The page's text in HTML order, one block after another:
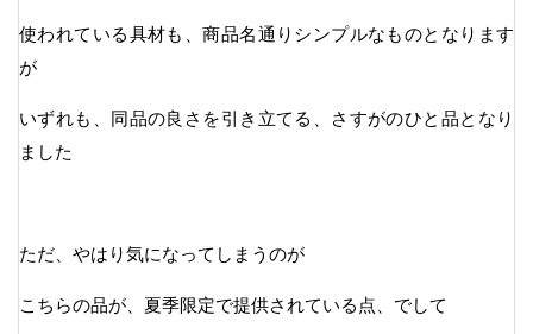
使われている具材も、商品名通りシンプルなものとなります
が
いずれも、同品の良さを引き立てる、さすがのひと品となり
ました
ただ、やはり気になってしまうのが
こちらの品が、夏季限定で提供されている点、でして